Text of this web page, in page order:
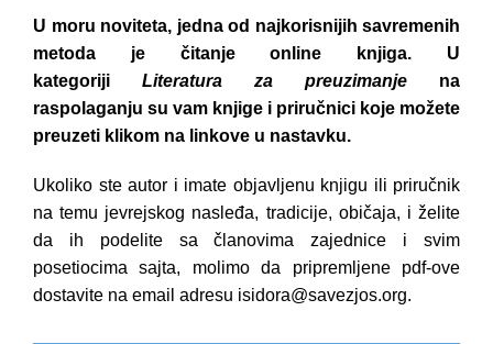
U moru noviteta, jedna od najkorisnijih savremenih
metoda je čitanje online knjiga. U
kategoriji Literatura za preuzimanje na
raspolaganju su vam knjige i priručnici koje možete
preuzeti klikom na linkove u nastavku.
Ukoliko ste autor i imate objavljenu knjigu ili priručnik
na temu jevrejskog nasleđa, tradicije, običaja, i želite
da ih podelite sa članovima zajednice i svim
posetiocima sajta, molimo da pripremljene pdf-ove
dostavite na email adresu isidora@savezjos.org.